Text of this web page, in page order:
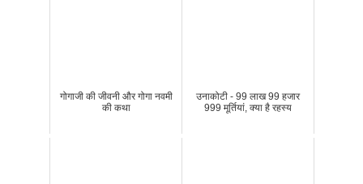
गोगाजी की जीवनी और गोगा नवमी
की कथा
उनाकोटी - 99 लाख 99 हजार
999 मूर्तियां, क्या है रहस्य